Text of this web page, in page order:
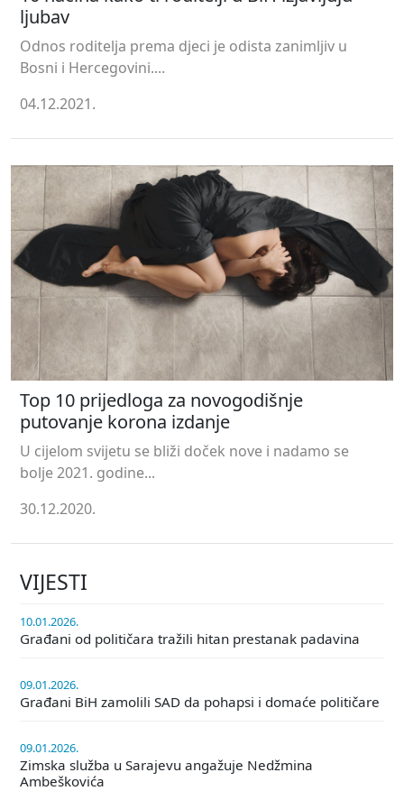
ljubav
Odnos roditelja prema djeci je odista zanimljiv u
Bosni i Hercegovini....
04.12.2021.
Top 10 prijedloga za novogodišnje
putovanje korona izdanje
U cijelom svijetu se bliži doček nove i nadamo se
bolje 2021. godine...
30.12.2020.
VIJESTI
10.01.2026.
Građani od političara tražili hitan prestanak padavina
09.01.2026.
Građani BiH zamolili SAD da pohapsi i domaće političare
09.01.2026.
Zimska služba u Sarajevu angažuje Nedžmina
Ambeškovića